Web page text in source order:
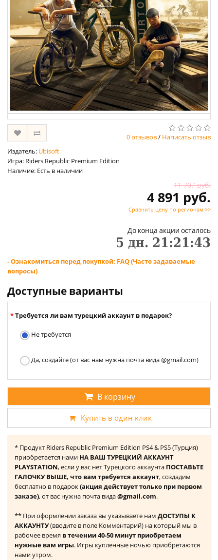
0 отзывов/ Написать отзыв
Издатель: Ubisoft
Игра: Riders Republic Premium Edition
Наличие: Есть в наличии
11 707 руб.
4 891 руб.
Сравнить цену по регионам >>
До конца акции осталось
5 дн. 21:21:43
- Ознакомиться перед покупкой: FAQ (Часто задаваемые
вопросы)
Доступные варианты
Требуется ли вам турецкий аккаунт в подарок?
Не требуется
Да, создайте (от вас нам нужна почта вида @gmail.com)
В корзину
Купить в один клик
* Продукт Riders Republic Premium Edition PS4 & PS5 (Турция)
приобретается нами НА ВАШ ТУРЕЦКИЙ АККАУНТ
PLAYSTATION, если у вас нет Турецкого аккаунта ПОСТАВЬТЕ
ГАЛОЧКУ ВЫШЕ, что вам требуется аккаунт, создадим
бесплатно в подарок(акция действует только при первом
заказе), от вас нужна почта вида@gmail.com.
** При оформлении заказа вы указываете нам ДОСТУПЫ К
АККАУНТУ(вводите в поле Комментарий) на который мы в
рабочее время в течении 40-50 минут приобретаем
нужные вам игры. Игры купленные ночью приобретаются
нами утром.